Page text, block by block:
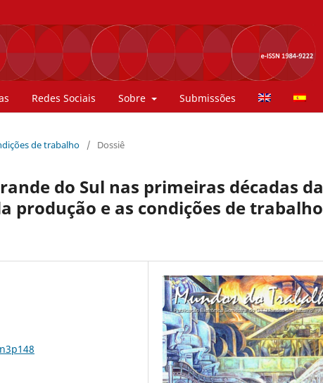
Redes Sociais Sobre Submissões
de trabalho / Dossiê
do Sul nas primeiras décadas da
produção e as condições de trabalho